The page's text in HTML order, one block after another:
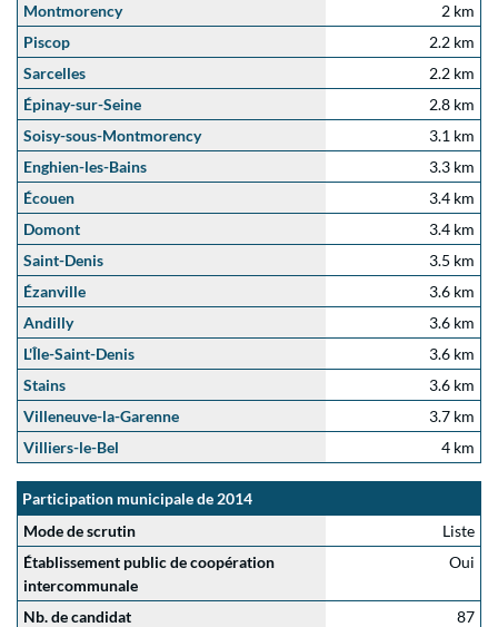
Montmorency
2 km
Piscop
2.2 km
Sarcelles
2.2 km
Épinay-sur-Seine
2.8 km
Soisy-sous-Montmorency
3.1 km
Enghien-les-Bains
3.3 km
Écouen
3.4 km
Domont
3.4 km
Saint-Denis
3.5 km
Ézanville
3.6 km
Andilly
3.6 km
L'Île-Saint-Denis
3.6 km
Stains
3.6 km
Villeneuve-la-Garenne
3.7 km
Villiers-le-Bel
4 km
Participation municipale de 2014
Mode de scrutin
Liste
Établissement public de coopération
intercommunale
Oui
Nb. de candidat
87